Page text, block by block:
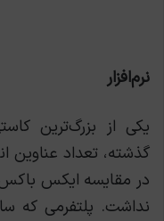
نرم‌افزار
یکی از بزرگ‌ترين
گذشته، تعداد
در مقایسه ایکس ‌باکس
نداشت. پلتفرمی که